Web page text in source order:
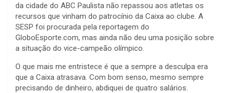
da cidade do ABC Paulista não repassou aos atletas os
recursos que vinham do patrocínio da Caixa ao clube. A
SESP foi procurada pela reportagem do
GloboEsporte.com, mas ainda não deu uma posição sobre
a situação do vice-campeão olímpico.
O que mais me entristece é que a sempre a desculpa era
que a Caixa atrasava. Com bom senso, mesmo sempre
precisando de dinheiro, abdiquei de quatro salários.